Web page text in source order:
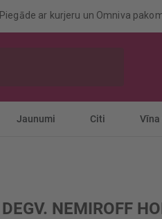
Piegāde ar kurjeru un Omniva
Jaunumi Citi Vīna
DEGV. NEMIROFF